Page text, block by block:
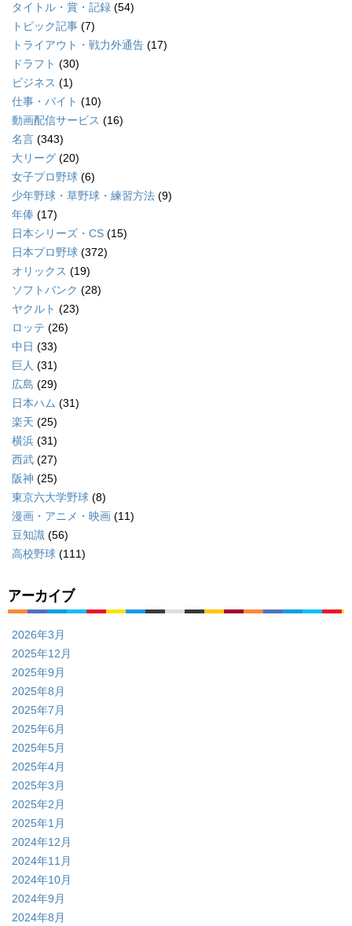
タイトル・賞・記録 (54)
トピック記事 (7)
トライアウト・戦力外通告 (17)
ドラフト (30)
ビジネス (1)
仕事・バイト (10)
動画配信サービス (16)
名言 (343)
大リーグ (20)
女子プロ野球 (6)
少年野球・草野球・練習方法 (9)
年俸 (17)
日本シリーズ・CS (15)
日本プロ野球 (372)
オリックス (19)
ソフトバンク (28)
ヤクルト (23)
ロッテ (26)
中日 (33)
巨人 (31)
広島 (29)
日本ハム (31)
楽天 (25)
横浜 (31)
西武 (27)
阪神 (25)
東京六大学野球 (8)
漫画・アニメ・映画 (11)
豆知識 (56)
高校野球 (111)
アーカイブ
2026年3月
2025年12月
2025年9月
2025年8月
2025年7月
2025年6月
2025年5月
2025年4月
2025年3月
2025年2月
2025年1月
2024年12月
2024年11月
2024年10月
2024年9月
2024年8月